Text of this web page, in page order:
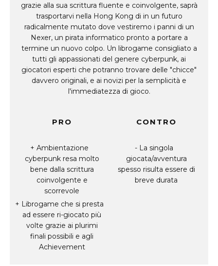
grazie alla sua scrittura fluente e coinvolgente, saprà
trasportarvi nella Hong Kong di in un futuro
radicalmente mutato dove vestiremo i panni di un
Nexer, un pirata informatico pronto a portare a
termine un nuovo colpo. Un librogame consigliato a
tutti gli appassionati del genere cyberpunk, ai
giocatori esperti che potranno trovare delle "chicce"
davvero originali, e ai novizi per la semplicità e
l'immediatezza di gioco.
PRO
Ambientazione
cyberpunk resa molto
bene dalla scrittura
coinvolgente e
scorrevole
Librogame che si presta
ad essere ri-giocato più
volte grazie ai plurimi
finali possibili e agli
Achievement
CONTRO
La singola
giocata/avventura
spesso risulta essere di
breve durata